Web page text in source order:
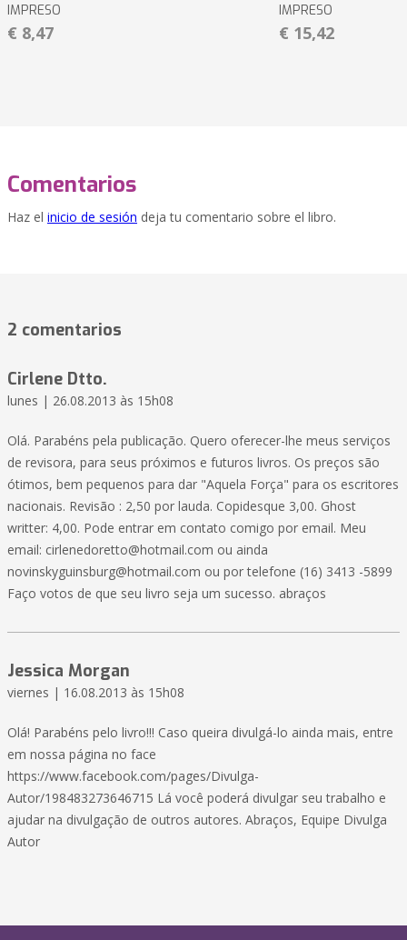
IMPRESO
€ 8,47
IMPRESO
€ 15,42
Comentarios
Haz el inicio de sesión deja tu comentario sobre el libro.
2 comentarios
Cirlene Dtto.
lunes | 26.08.2013 às 15h08
Olá. Parabéns pela publicação. Quero oferecer-lhe meus serviços
de revisora, para seus próximos e futuros livros. Os preços são
ótimos, bem pequenos para dar "Aquela Força" para os escritores
nacionais. Revisão : 2,50 por lauda. Copidesque 3,00. Ghost
writter: 4,00. Pode entrar em contato comigo por email. Meu
email: cirlenedoretto@hotmail.com ou ainda
novinskyguinsburg@hotmail.com ou por telefone (16) 3413 -5899
Faço votos de que seu livro seja um sucesso. abraços
Jessica Morgan
viernes | 16.08.2013 às 15h08
Olá! Parabéns pelo livro!!! Caso queira divulgá-lo ainda mais, entre
em nossa página no face
https://www.facebook.com/pages/Divulga-
Autor/198483273646715 Lá você poderá divulgar seu trabalho e
ajudar na divulgação de outros autores. Abraços, Equipe Divulga
Autor